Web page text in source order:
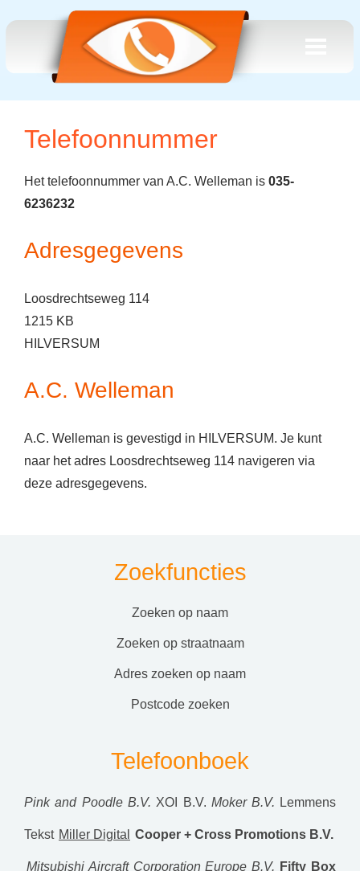
Telefoonnummer
Het telefoonnummer van A.C. Welleman is 035-
6236232
Adresgegevens
Loosdrechtseweg 114
1215 KB
HILVERSUM
A.C. Welleman
A.C. Welleman is gevestigd in HILVERSUM. Je kunt
naar het adres Loosdrechtseweg 114 navigeren via
deze adresgegevens.
Zoekfuncties
zoeken op naam
zoeken op straatnaam
adres zoeken op naam
postcode zoeken
Telefoonboek
Pink and Poodle B.V. XOI B.V. Moker B.V. Lemmens
Tekst Miller Digital Cooper + Cross Promotions B.V.
Mitsubishi Aircraft Corporation Europe B.V. Fifty Box